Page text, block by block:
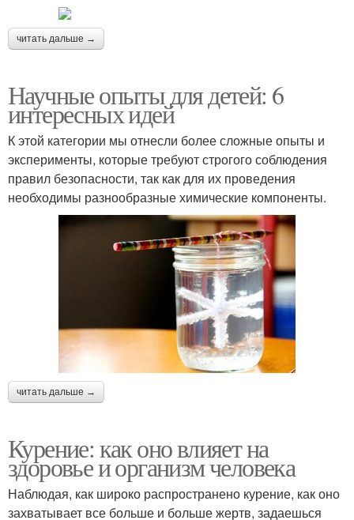
читать дальше →
Научные опыты для детей: 6
интересных идей
К этой категории мы отнесли более сложные опыты и
эксперименты, которые требуют строгого соблюдения
правил безопасности, так как для их проведения
необходимы разнообразные химические компоненты.
читать дальше →
Курение: как оно влияет на
здоровье и организм человека
Наблюдая, как широко распространено курение, как оно
захватывает все больше и больше жертв, задаешься